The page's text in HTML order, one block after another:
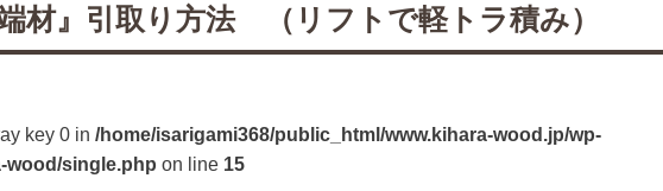
材』引取り方法 （リフトで軽トラ積み）
key 0 in /home/isarigami368/public_html/www.kihara-wood.jp/wp-
wood/single.php on line 15